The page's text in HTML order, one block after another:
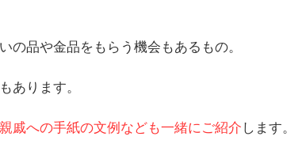
の品や金品をもらう機会もあるもの。
あります。
戚への手紙の文例なども一緒にご紹介 します。